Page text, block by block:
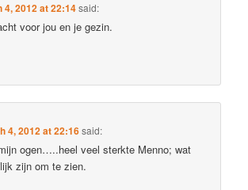
4, 2012 at 22:14said:
voor jou en je gezin.
4, 2012 at 22:16said:
ogen…..heel veel sterkte Menno; wat
zijn om te zien.